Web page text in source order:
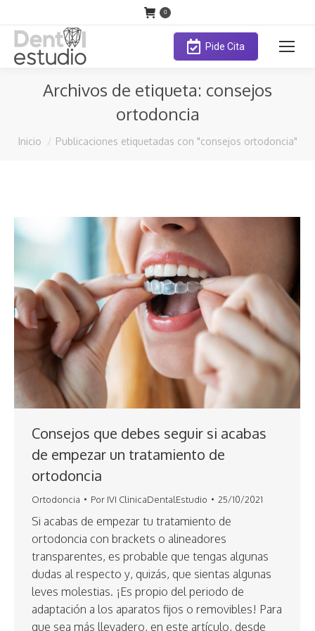
0
Pide Cita
Archivos de etiqueta: consejos
ortodoncia
Estás aquí:
Inicio Publicaciones etiquetadas con "consejos ortodoncia"
Consejos que debes seguir si acabas
de empezar un tratamiento de
ortodoncia
Ortodoncia Por IVI ClinicaDentalEstudio 25/10/2021
Si acabas de empezar tu tratamiento de
ortodoncia con brackets o alineadores
transparentes, es probable que tengas algunas
dudas al respecto y, quizás, que sientas algunas
leves molestias. ¡Es propio del periodo de
adaptación a los aparatos fijos o removibles! Para
que sea más llevadero, en este artículo, desde